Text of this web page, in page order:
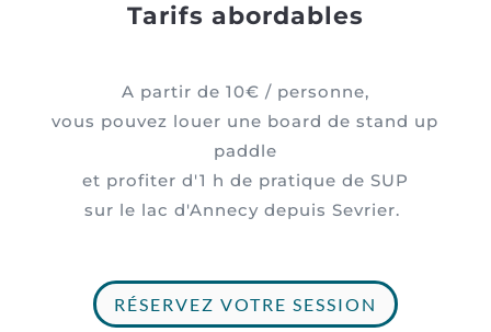
Tarifs abordables
A partir de 10€ / personne,
vous pouvez louer une board de stand up
paddle
et profiter d'1 h de pratique de SUP
sur le lac d'Annecy depuis Sevrier.
RÉSERVEZ VOTRE SESSION